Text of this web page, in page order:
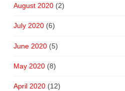
August 2020(2)
July 2020(6)
June 2020(5)
May 2020(8)
April 2020(12)